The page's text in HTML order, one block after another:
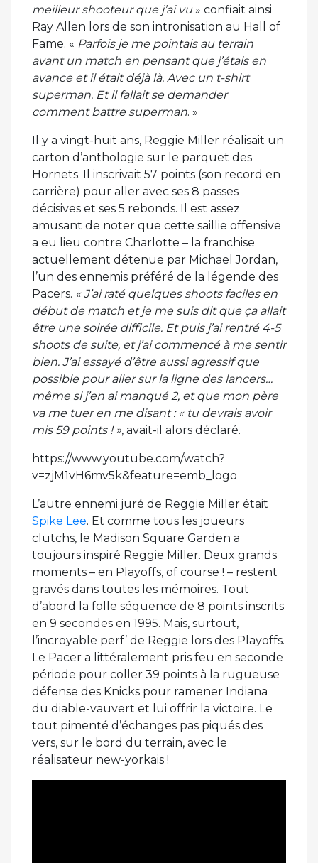
meilleur shooteur que j’ai vu » confiait ainsi
Ray Allen lors de son intronisation au Hall of
Fame. « Parfois je me pointais au terrain
avant un match en pensant que j’étais en
avance et il était déjà là. Avec un t-shirt
superman. Et il fallait se demander
comment battre superman. »
Il y a vingt-huit ans, Reggie Miller réalisait un
carton d’anthologie sur le parquet des
Hornets. Il inscrivait 57 points (son record en
carrière) pour aller avec ses 8 passes
décisives et ses 5 rebonds. Il est assez
amusant de noter que cette saillie offensive
a eu lieu contre Charlotte – la franchise
actuellement détenue par Michael Jordan,
l’un des ennemis préféré de la légende des
Pacers. « J’ai raté quelques shoots faciles en
début de match et je me suis dit que ça allait
être une soirée difficile. Et puis j’ai rentré 4-5
shoots de suite, et j’ai commencé à me sentir
bien. J’ai essayé d’être aussi agressif que
possible pour aller sur la ligne des lancers…
même si j’en ai manqué 2, et que mon père
va me tuer en me disant : « tu devrais avoir
mis 59 points ! », avait-il alors déclaré.
https://www.youtube.com/watch?
v=zjM1vH6mv5k&feature=emb_logo
L’autre ennemi juré de Reggie Miller était
Spike Lee. Et comme tous les joueurs
clutchs, le Madison Square Garden a
toujours inspiré Reggie Miller. Deux grands
moments – en Playoffs, of course ! – restent
gravés dans toutes les mémoires. Tout
d’abord la folle séquence de 8 points inscrits
en 9 secondes en 1995. Mais, surtout,
l’incroyable perf’ de Reggie lors des Playoffs.
Le Pacer a littéralement pris feu en seconde
période pour coller 39 points à la rugueuse
défense des Knicks pour ramener Indiana
du diable-vauvert et lui offrir la victoire. Le
tout pimenté d’échanges pas piqués des
vers, sur le bord du terrain, avec le
réalisateur new-yorkais !